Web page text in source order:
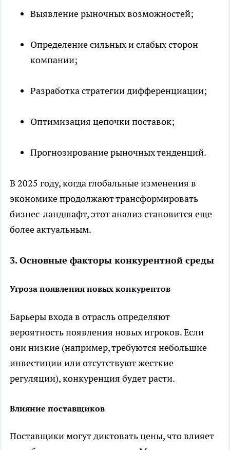
Выявление рыночных возможностей;
Определение сильных и слабых сторон
компании;
Разработка стратегии дифференциации;
Оптимизация цепочки поставок;
Прогнозирование рыночных тенденций.
В 2025 году, когда глобальные изменения в
экономике продолжают трансформировать
бизнес-ландшафт, этот анализ становится еще
более актуальным.
3. Основные факторы конкурентной среды
Угроза появления новых конкурентов
Барьеры входа в отрасль определяют
вероятность появления новых игроков. Если
они низкие (например, требуются небольшие
инвестиции или отсутствуют жесткие
регуляции), конкуренция будет расти.
Влияние поставщиков
Поставщики могут диктовать цены, что влияет